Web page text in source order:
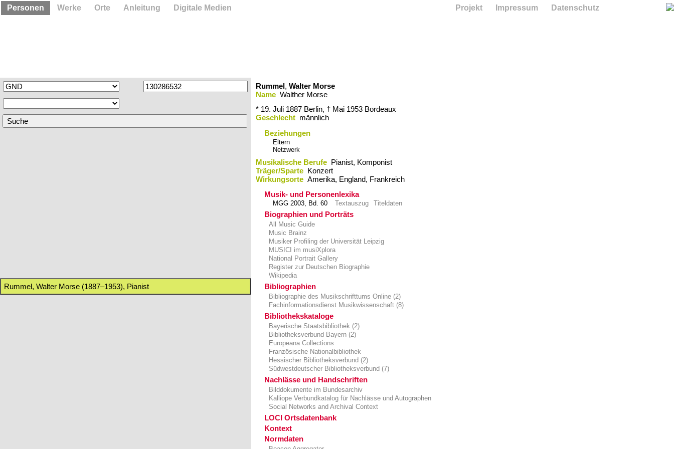
Rummel, Walter Morse (1887–1953), Pianist
Rummel, Walter Morse
Name Walther Morse
* 19. Juli 1887 Berlin, † Mai 1953 Bordeaux
Geschlecht männlich
Beziehungen
Eltern
Netzwerk
Musikalische Berufe Pianist, Komponist
Träger/Sparte Konzert
Wirkungsorte Amerika,​ England,​ Frankreich
Musik- und Personenlexika
MGG 2003, Bd. 60 Textauszug Titeldaten
Biographien und Porträts
All Music Guide
Music Brainz
Musiker Profiling der Universität Leipzig
MUSICI im musiXplora
National Portrait Gallery
Register zur Deutschen Biographie
Wikipedia
Bibliographien
Bibliographie des Musikschrifttums Online (2)
Fachinformationsdienst Musikwissenschaft (8)
Bibliothekskataloge
Bayerische Staatsbibliothek (2)
Bibliotheksverbund Bayern (2)
Europeana Collections
Französische Nationalbibliothek
Hessischer Bibliotheksverbund (2)
Südwestdeutscher Bibliotheksverbund (7)
Nachlässe und Handschriften
Bilddokumente im Bundesarchiv
Kalliope Verbundkatalog für Nachlässe und Autographen
Social Networks and Archival Context
LOCI Ortsdatenbank
Kontext
Normdaten
Personen Werke Orte Anleitung Digitale Medien Projekt Impressum Datenschutz